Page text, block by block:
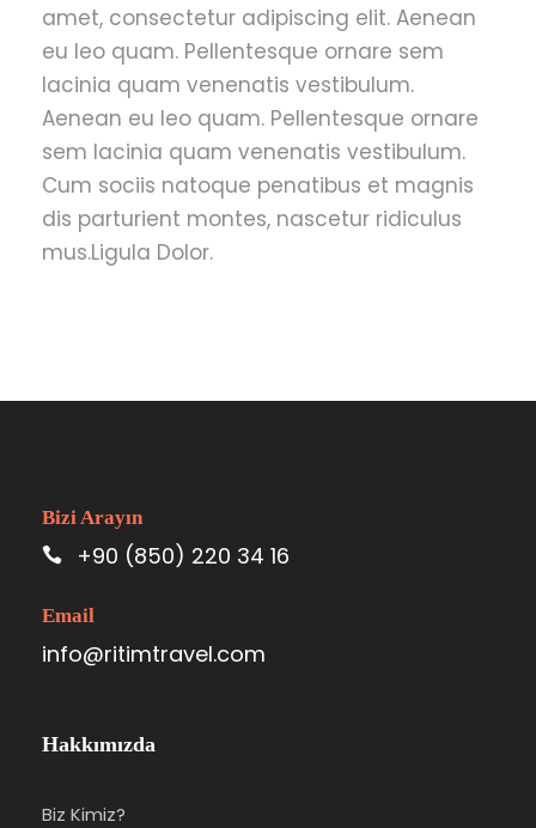
amet, consectetur adipiscing elit. Aenean
eu leo quam. Pellentesque ornare sem
lacinia quam venenatis vestibulum.
Aenean eu leo quam. Pellentesque ornare
sem lacinia quam venenatis vestibulum.
Cum sociis natoque penatibus et magnis
dis parturient montes, nascetur ridiculus
mus.Ligula Dolor.
Bizi Arayın
+90 (850) 220 34 16
Email
info@ritimtravel.com
Hakkımızda
Biz Kimiz?